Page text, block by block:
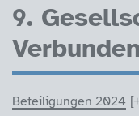
9.
Beteiligungen 2024